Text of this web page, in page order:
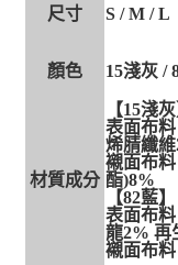
尺寸 S / M / L
顏色 15淺灰 /
材質成分
【15淺灰
表面布
烯腈纖
襯面布
酯)8%
【82藍】
表面布
龍2% 再
襯面布